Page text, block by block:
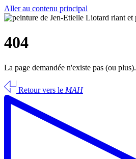
Aller au contenu principal
404
La page demandée n'existe pas (ou plus).
Retour vers le MAH